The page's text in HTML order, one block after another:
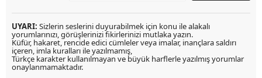
UYARI: Sizlerin seslerini duyurabilmek için konu ile alakalı
yorumlarınızı, görüşlerinizi fikirlerinizi mutlaka yazın.
Küfür, hakaret, rencide edici cümleler veya imalar, inançlara saldırı
içeren, imla kuralları ile yazılmamış,
Türkçe karakter kullanılmayan ve büyük harflerle yazılmış yorumlar
onaylanmamaktadır.